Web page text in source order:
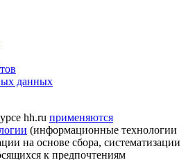
данных
hh.ru применяются
(информационные технологии
на основе сбора, систематизации
к предпочтениям